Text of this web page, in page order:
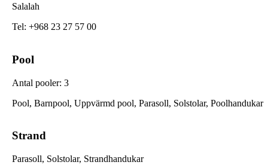
Salalah
Tel: +968 23 27 57 00
Pool
Antal pooler: 3
Pool, Barnpool, Uppvärmd pool, Parasoll, Solstolar, Poolhandukar
Strand
Parasoll, Solstolar, Strandhandukar